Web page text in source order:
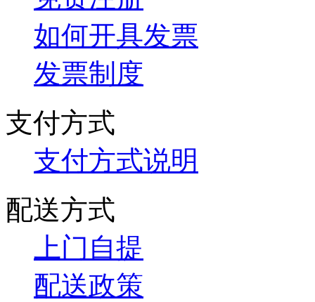
如何开具发票
发票制度
支付方式
支付方式说明
配送方式
上门自提
配送政策